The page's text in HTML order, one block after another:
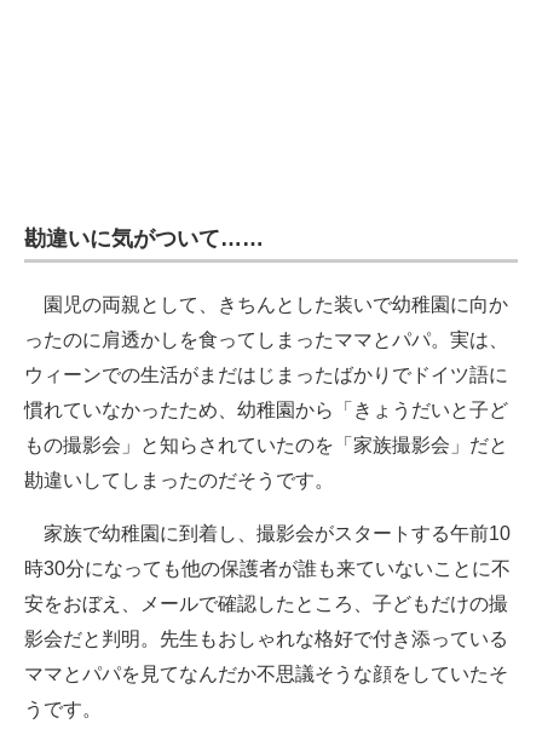
勘違いに気がついて……
園児の両親として、きちんとした装いで幼稚園に向か
ったのに肩透かしを食ってしまったママとパパ。実は、
ウィーンでの生活がまだはじまったばかりでドイツ語に
慣れていなかったため、幼稚園から「きょうだいと子ど
もの撮影会」と知らされていたのを「家族撮影会」だと
勘違いしてしまったのだそうです。
家族で幼稚園に到着し、撮影会がスタートする午前10
時30分になっても他の保護者が誰も来ていないことに不
安をおぼえ、メールで確認したところ、子どもだけの撮
影会だと判明。先生もおしゃれな格好で付き添っている
ママとパパを見てなんだか不思議そうな顔をしていたそ
うです。